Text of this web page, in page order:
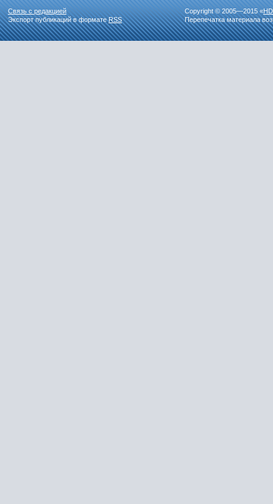
Связь с редакцией
Экспорт публикаций в форматеRSS
Copyright © 2005—2015 «
Перепечатка материала